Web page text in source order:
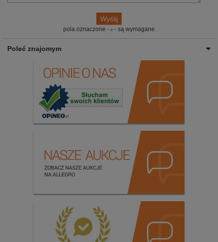
pola oznaczone - - są wymagane
Poleć znajomym